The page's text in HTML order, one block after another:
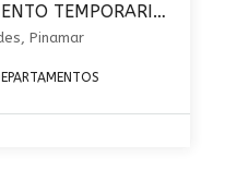
CODIGO 282 – DEPARTAMENTO TEMPORARIO – PILETA CLIMATIZADA EN PINAMAR
Pinamar